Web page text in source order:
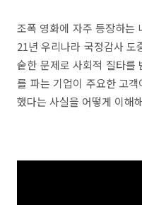
조폭 영화에 자주 등장하는
21년 우리나라 국정감사 도
숱한 문제로 사회적 질타를
를 파는 기업이 주요한 고
했다는 사실을 어떻게 이해